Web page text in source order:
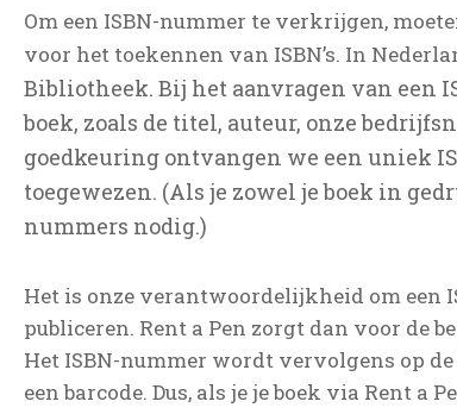
Om een ISBN-nummer te verkrijgen,
voor het toekennen van ISBN’s. In
Bibliotheek. Bij het aanvragen van een
boek, zoals de titel, auteur, onze
goedkeuring ontvangen we een uniek
toegewezen. (Als je zowel je boek in
nummers nodig.)
Het is onze verantwoordelijkheid om een
publiceren. Rent a Pen zorgt dan voor de
Het ISBN-nummer wordt vervolgens op
een barcode. Dus, als je je boek via Rent